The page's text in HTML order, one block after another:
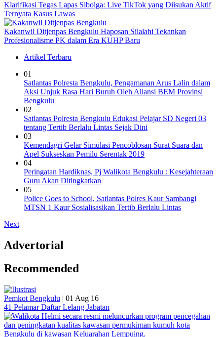
Klarifikasi Tegas Lapas Sibolga: Live TikTok yang Diisukan Aktif
Ternyata Kasus Lawas
Kakanwil Ditjenpas Bengkulu Haposan Silalahi Tekankan
Profesionalisme PK dalam Era KUHP Baru
Artikel Terbaru
01
Satlantas Polresta Bengkulu, Pengamanan Arus Lalin dalam
Aksi Unjuk Rasa Hari Buruh Oleh Aliansi BEM Provinsi
Bengkulu
02
Satlantas Polresta Bengkulu Edukasi Pelajar SD Negeri 03
tentang Tertib Berlalu Lintas Sejak Dini
03
Kemendagri Gelar Simulasi Pencoblosan Surat Suara dan
Apel Sukseskan Pemilu Serentak 2019
04
Peringatan Hardiknas, Pj Walikota Bengkulu : Kesejahteraan
Guru Akan Ditingkatkan
05
Police Goes to School, Satlantas Polres Kaur Sambangi
MTSN 1 Kaur Sosialisasikan Tertib Berlalu Lintas
Next
Advertorial
Recommended
Pemkot Bengkulu | 01 Aug 16
41 Pelamar Daftar Lelang Jabatan